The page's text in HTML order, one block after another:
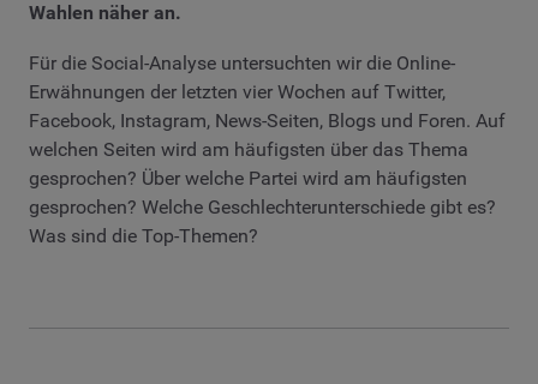
Wahlen näher an.
Für die Social-Analyse untersuchten wir die Online-
Erwähnungen der letzten vier Wochen auf Twitter,
Facebook, Instagram, News-Seiten, Blogs und Foren. Auf
welchen Seiten wird am häufigsten über das Thema
gesprochen? Über welche Partei wird am häufigsten
gesprochen? Welche Geschlechterunterschiede gibt es?
Was sind die Top-Themen?